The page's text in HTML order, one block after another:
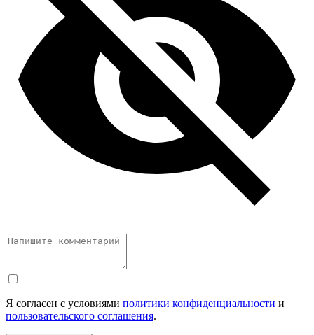
Я согласен с условиями политики конфиденциальности и
пользовательского соглашения.